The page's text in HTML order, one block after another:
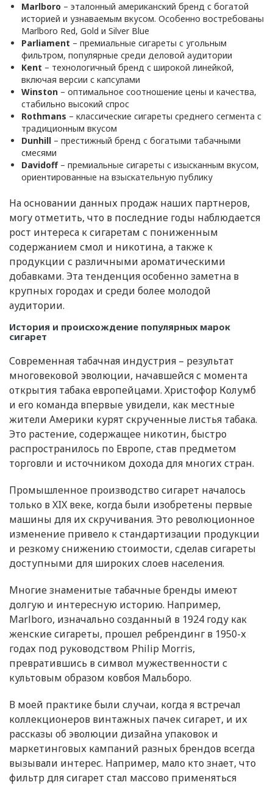
Marlboro – эталонный американский бренд с богатой
историей и узнаваемым вкусом. Особенно востребованы
Marlboro Red, Gold и Silver Blue
Parliament – премиальные сигареты с угольным
фильтром, популярные среди деловой аудитории
Kent – технологичный бренд с широкой линейкой,
включая версии с капсулами
Winston – оптимальное соотношение цены и качества,
стабильно высокий спрос
Rothmans – классические сигареты среднего сегмента с
традиционным вкусом
Dunhill – престижный бренд с богатыми табачными
смесями
Davidoff– премиальные сигареты с изысканным вкусом,
ориентированные на взыскательную публику
На основании данных продаж наших партнеров,
могу отметить, что в последние годы наблюдается
рост интереса к сигаретам с пониженным
содержанием смол и никотина, а также к
продукции с различными ароматическими
добавками. Эта тенденция особенно заметна в
крупных городах и среди более молодой
аудитории.
История и происхождение популярных марок
сигарет
Современная табачная индустрия – результат
многовековой эволюции, начавшейся с момента
открытия табака европейцами. Христофор Колумб
и его команда впервые увидели, как местные
жители Америки курят скрученные листья табака.
Это растение, содержащее никотин, быстро
распространилось по Европе, став предметом
торговли и источником дохода для многих стран.
Промышленное производство сигарет началось
только в XIX веке, когда были изобретены первые
машины для их скручивания. Это революционное
изменение привело к стандартизации продукции
и резкому снижению стоимости, сделав сигареты
доступными для широких слоев населения.
Многие знаменитые табачные бренды имеют
долгую и интересную историю. Например,
Marlboro, изначально созданный в 1924 году как
женские сигареты, прошел ребрендинг в 1950-х
годах под руководством Philip Morris,
превратившись в символ мужественности с
культовым образом ковбоя Мальборо.
В моей практике были случаи, когда я встречал
коллекционеров винтажных пачек сигарет, и их
рассказы об эволюции дизайна упаковок и
маркетинговых кампаний разных брендов всегда
вызывали интерес. Например, мало кто знает, что
фильтр для сигарет стал массово применяться